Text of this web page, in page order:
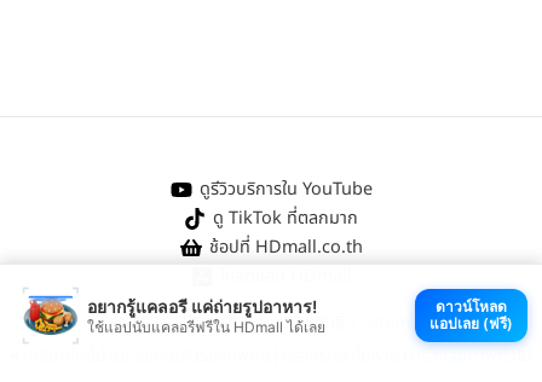
ดูรีวิวบริการใน YouTube
ดู TikTok ที่ตลกมาก
ช้อปที่ HDmall.co.th
@ 2026 HDmall | สงวนลิขสิทธิ์ |
Sitemap
ตรวจสุขภาพทั่วไป
อยากรู้แคลอรี แค่ถ่ายรูปอาหาร!
ใช้แอปนับแคลอรีฟรีใน HDmall ได้เลย
ดาวน์โหลด
แอปเลย (ฟรี)